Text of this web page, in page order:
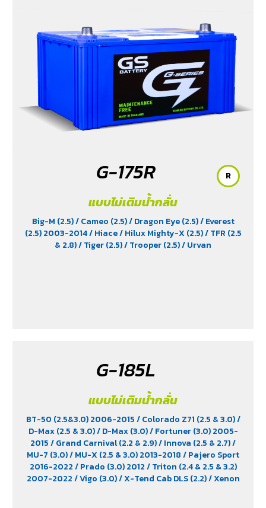
G-175R
แบบไม่เติมน้ำกลั่น
Big-M (2.5)/ Cameo (2.5)/ Dragon Eye (2.5)/ Everest
(2.5) 2003-2014/ Hiace/ Hilux Mighty-X (2.5)/ TFR (2.5
& 2.8)/ Tiger (2.5)/ Trooper (2.5)/ Urvan
R
G-185L
แบบไม่เติมน้ำกลั่น
BT-50 (2.5&3.0) 2006-2015/ Colorado Z71 (2.5 & 3.0)/
D-Max (2.5 & 3.0)/ D-Max (3.0)/ Fortuner (3.0) 2005-
2015/ Grand Carnival (2.2 & 2.9)/ Innova (2.5 & 2.7)/
MU-7 (3.0)/ MU-X (2.5 & 3.0) 2013-2018/ Pajero Sport
2016-2022/ Prado (3.0) 2012/ Triton (2.4 & 2.5 & 3.2)
2007-2022/ Vigo (3.0)/ X-Tend Cab DLS (2.2)/ Xenon